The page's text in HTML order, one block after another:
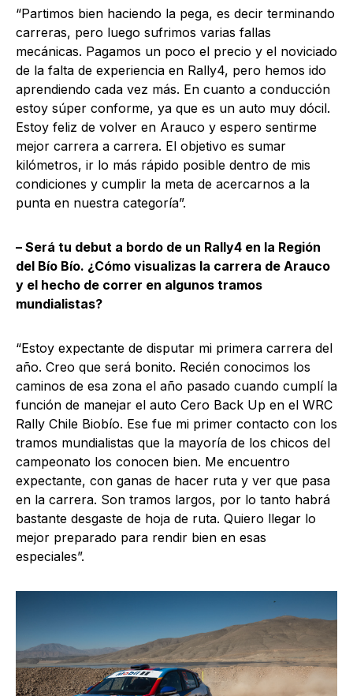
“Partimos bien haciendo la pega, es decir terminando
carreras, pero luego sufrimos varias fallas
mecánicas. Pagamos un poco el precio y el noviciado
de la falta de experiencia en Rally4, pero hemos ido
aprendiendo cada vez más. En cuanto a conducción
estoy súper conforme, ya que es un auto muy dócil.
Estoy feliz de volver en Arauco y espero sentirme
mejor carrera a carrera. El objetivo es sumar
kilómetros, ir lo más rápido posible dentro de mis
condiciones y cumplir la meta de acercarnos a la
punta en nuestra categoría”.
– Será tu debut a bordo de un Rally4 en la Región
del Bío Bío. ¿Cómo visualizas la carrera de Arauco
y el hecho de correr en algunos tramos
mundialistas?
“Estoy expectante de disputar mi primera carrera del
año. Creo que será bonito. Recién conocimos los
caminos de esa zona el año pasado cuando cumplí la
función de manejar el auto Cero Back Up en el WRC
Rally Chile Biobío. Ese fue mi primer contacto con los
tramos mundialistas que la mayoría de los chicos del
campeonato los conocen bien. Me encuentro
expectante, con ganas de hacer ruta y ver que pasa
en la carrera. Son tramos largos, por lo tanto habrá
bastante desgaste de hoja de ruta. Quiero llegar lo
mejor preparado para rendir bien en esas
especiales”.